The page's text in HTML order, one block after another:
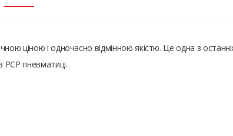
ціною і одночасно відмінною якістю. Це одна з
РСР пневматиці.